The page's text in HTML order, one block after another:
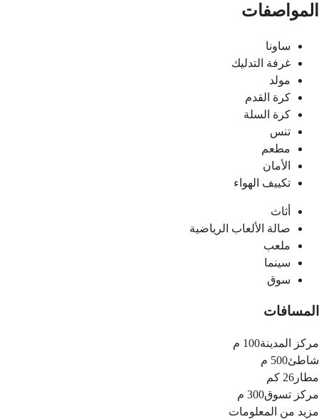
المواصفات
ساونا
غرفة التدليك
مولد
كرة القدم
كرة السلة
تنس
مطعم
الأمان
تكييف الهواء
أثاث
صالة الألعاب الرياضية
ملعب
سينما
سوق
المسافات
مركز المدينة100 م
شاطئ500 م
مطار 26 كم
مركز تسوق300 م
مزيد من المعلومات